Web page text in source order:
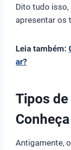
Dito tudo isso,
apresentar os
Leia também:
ar?
Tipos
Antigamente,